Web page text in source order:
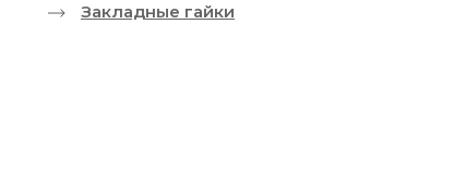
Закладные гайки